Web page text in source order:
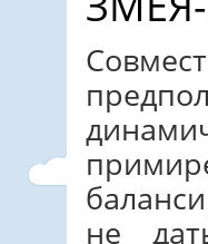
не